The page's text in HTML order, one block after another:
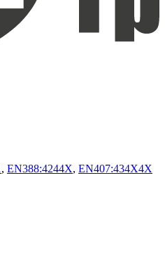
, EN388:4244Х, EN407:434X4X